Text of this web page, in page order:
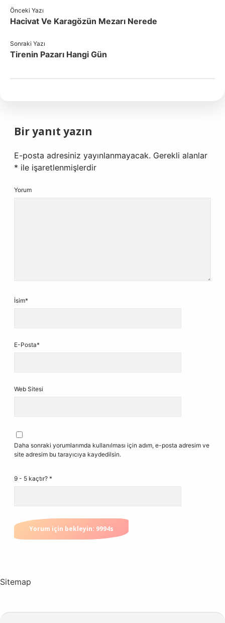
Önceki Yazı
Hacivat Ve Karagözün Mezarı Nerede
Sonraki Yazı
Tirenin Pazarı Hangi Gün
Bir yanıt yazın
E-posta adresiniz yayınlanmayacak. Gerekli alanlar
* ile işaretlenmişlerdir
Yorum
İsim*
E-Posta*
Web Sitesi
Daha sonraki yorumlarımda kullanılması için adım, e-posta adresim ve
site adresim bu tarayıcıya kaydedilsin.
9 - 5 kaçtır? *
Sitemap